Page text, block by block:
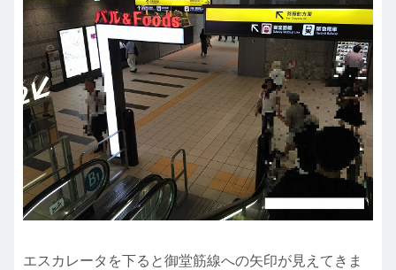
エスカレータを下ると御堂筋線への矢印が見えてきま